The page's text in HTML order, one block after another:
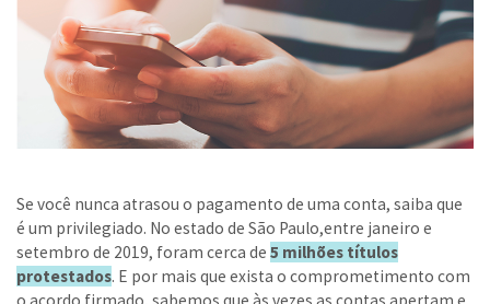
Se você nunca atrasou o pagamento de uma conta, saiba que
é um privilegiado. No estado de São Paulo,entre janeiro e
setembro de 2019, foram cerca de 5 milhões títulos
protestados. E por mais que exista o comprometimento com